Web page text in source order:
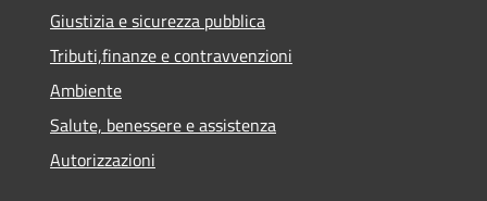
Giustizia e sicurezza pubblica
Tributi,finanze e contravvenzioni
Ambiente
Salute, benessere e assistenza
Autorizzazioni